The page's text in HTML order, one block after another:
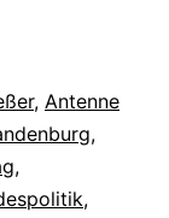
, Antenne
,
,
,